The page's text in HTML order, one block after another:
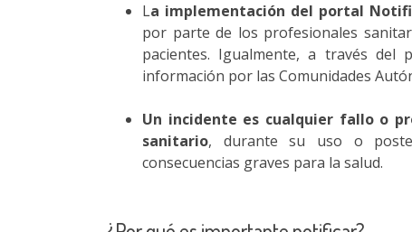
La implementación del portal
por parte de los profesionales
pacientes. Igualmente, a través del
información por las Comunidades
Un incidente es cualquier fallo o
sanitario, durante su uso o
consecuencias graves para la salud.